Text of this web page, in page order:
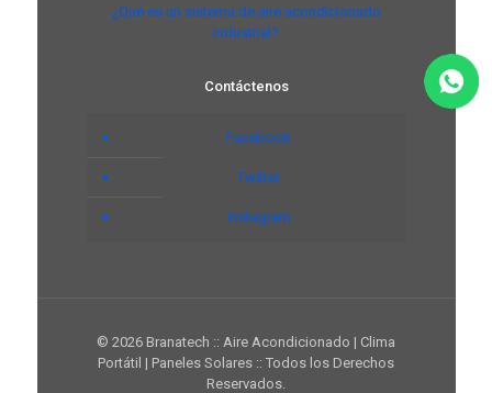
¿Qué es un sistema de aire acondicionado
industrial?
Contáctenos
Facebook
Twitter
Instagram
© 2026 Branatech :: Aire Acondicionado | Clima
Portátil | Paneles Solares :: Todos los Derechos
Reservados.